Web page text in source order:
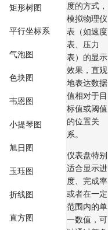
矩形树图
平行坐标系
气泡图
色块图
韦恩图
小提琴图
旭日图
玉珏图
折线图
直方图
度的方式，
模拟物理仪
表（如速度
表、压力
表）的显示
效果，直观
地表达数据
值相对于目
标值或阈值
的位置关
系。
仪表盘特别
适合显示进
度、完成率
或者在一定
范围内的单
一数值，可